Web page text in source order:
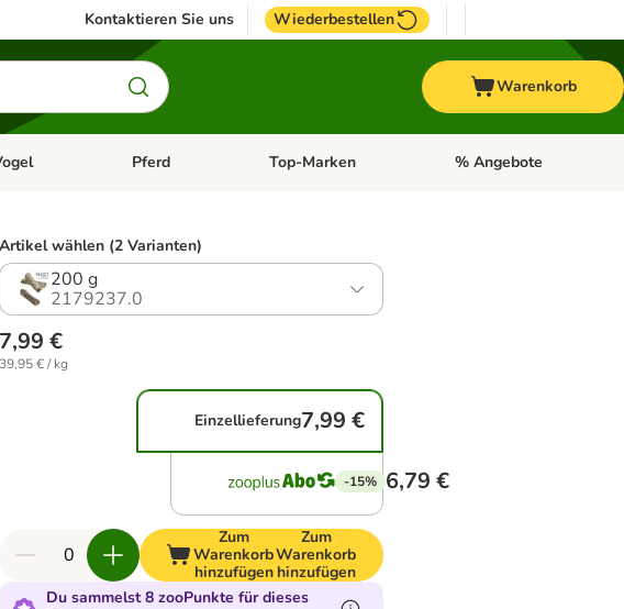
Kontaktieren Sie uns Wiederbestellen
Warenkorb
Menü öffnen: FischKategorie-Menü öffnen: Vogel
Pferd Kategorie-Menü öffnen: Pferd
Top-Marken Kategorie-Menü öffnen:
% Angebote
Artikel wählen (2 Varianten)
200 g
2179237.0
7,99 €
39,95 € / kg
Einzellieferung7,99 €
-15% 6,79 €
Zum
Warenkorb
hinzufügen
Zum
Warenkorb
hinzufügen
Du sammelst 8 zooPunkte für dieses